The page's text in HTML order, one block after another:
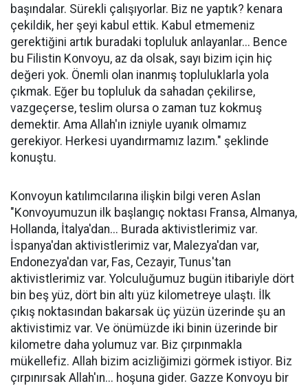
başındalar. Sürekli çalışıyorlar. Biz ne yaptık? kenara
çekildik, her şeyi kabul ettik. Kabul etmemeniz
gerektiğini artık buradaki topluluk anlayanlar... Bence
bu Filistin Konvoyu, az da olsak, sayı bizim için hiç
değeri yok. Önemli olan inanmış topluluklarla yola
çıkmak. Eğer bu topluluk da sahadan çekilirse,
vazgeçerse, teslim olursa o zaman tuz kokmuş
demektir. Ama Allah'ın izniyle uyanık olmamız
gerekiyor. Herkesi uyandırmamız lazım." şeklinde
konuştu.
Konvoyun katılımcılarına ilişkin bilgi veren Aslan
"Konvoyumuzun ilk başlangıç noktası Fransa, Almanya,
Hollanda, İtalya'dan... Burada aktivistlerimiz var.
İspanya'dan aktivistlerimiz var, Malezya'dan var,
Endonezya'dan var, Fas, Cezayir, Tunus'tan
aktivistlerimiz var. Yolculuğumuz bugün itibariyle dört
bin beş yüz, dört bin altı yüz kilometreye ulaştı. İlk
çıkış noktasından bakarsak üç yüzün üzerinde şu an
aktivistimiz var. Ve önümüzde iki binin üzerinde bir
kilometre daha yolumuz var. Biz çırpınmakla
mükellefiz. Allah bizim acizliğimizi görmek istiyor. Biz
çırpınırsak Allah'ın... hoşuna gider. Gazze Konvoyu bir